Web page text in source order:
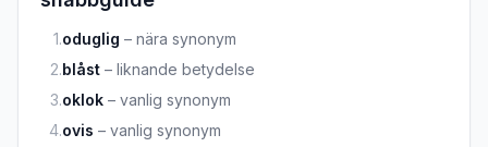
1.oduglig – nära synonym
2.blåst – liknande betydelse
3.oklok – vanlig synonym
4.ovis – vanlig synonym